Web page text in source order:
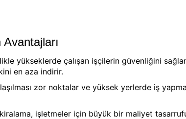
yükseklerde çalışan işçilerin güvenliğini
en aza indirir.
zor noktalar ve yüksek yerlerde iş
işletmeler için büyük bir maliyet